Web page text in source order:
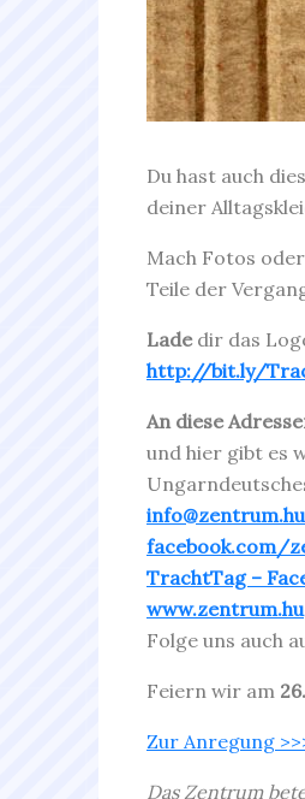
Du hast auch
deiner
Mach Fotos
Teile der
Ladedir das
http://bit.ly/
An diese
und hier gibt es
info@zentrum.hu
facebook.com/
TrachtTag –
www.zentrum.hu
Folge uns auch
Feiern wir am
Zur Anregung
Das Zentrum